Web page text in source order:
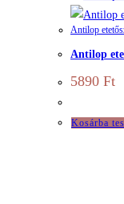
Antilop
Antilop
5890 Ft
Kosárba